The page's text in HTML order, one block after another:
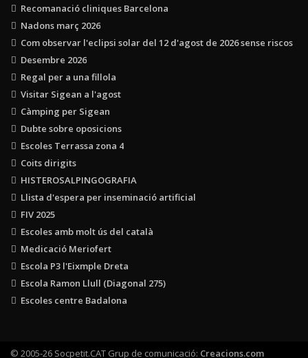
Recomanació cliniques Barcelona
Nadons març 2026
Com observar l'eclipsi solar del 12 d'agost de 2026 sense riscos
Desembre 2026
Regal per a una fillola
Visitar Sigean a l'agost
Càmping per Sigean
Dubte sobre oposicions
Escoles Terrassa zona 4
Coits dirigits
HISTEROSALPINGOGRAFIA
Llista d'espera per inseminació artificial
FIV 2025
Escoles amb molt ús del català
Medicació Meriofert
Escola P3 l'Eixmple Dreta
Escola Ramon Llull (Diagonal 275)
Escoles centre Badalona
© 2005-26 Socpetit.CAT Grup de comunicació: Creacions.com